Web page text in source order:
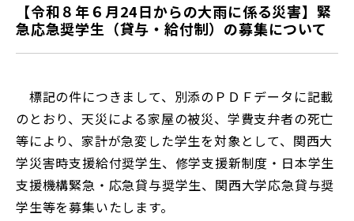
【令和８年６月24日からの大雨に係る災害】緊
急応急奨学生（貸与・給付制）の募集について
標記の件につきまして、別添のＰＤＦデータに記載
のとおり、天災による家屋の被災、学費支弁者の死亡
等により、家計が急変した学生を対象として、関西大
学災害時支援給付奨学生、修学支援新制度・日本学生
支援機構緊急・応急貸与奨学生、関西大学応急貸与奨
学生等を募集いたします。